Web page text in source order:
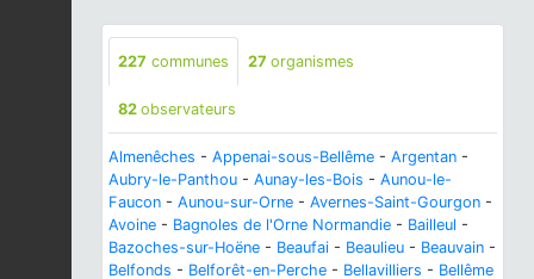
227 communes 27 organismes
82 observateurs
Almenêches - Appenai-sous-Bellême - Argentan -
Aubry-le-Panthou - Aunay-les-Bois - Aunou-le-
Faucon - Aunou-sur-Orne - Avernes-Saint-Gourgon -
Avoine - Bagnoles de l'Orne Normandie - Bailleul -
Bazoches-sur-Hoëne - Beaufai - Beaulieu - Beauvain -
Belfonds - Belforêt-en-Perche - Bellavilliers - Bellême